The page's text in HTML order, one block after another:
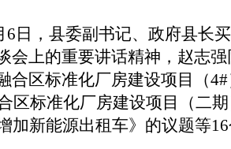
6日，县委副书记、政府县长
会上的重要讲话精神，赵志
合区标准化厂房建设项目（
区标准化厂房建设项目（二
加新能源出租车》 的议题等16